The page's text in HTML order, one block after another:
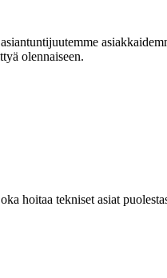
olennaiseen.
hoitaa tekniset asiat